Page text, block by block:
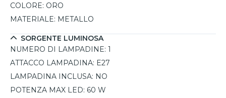
COLORE: ORO
MATERIALE: METALLO
SORGENTE LUMINOSA
NUMERO DI LAMPADINE: 1
ATTACCO LAMPADINA: E27
LAMPADINA INCLUSA: NO
POTENZA MAX LED: 60 W